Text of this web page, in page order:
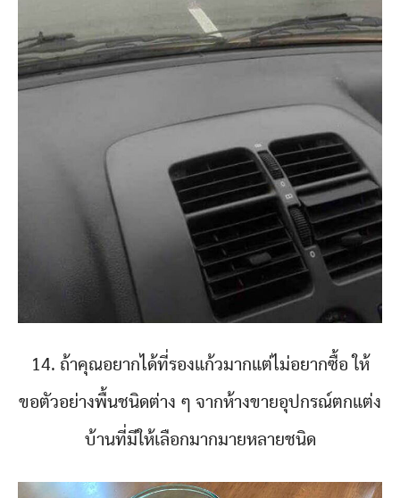
14. ถ้าคุณอยากได้ที่รองแก้วมากแต่ไม่อยากซื้อ ให้
ขอตัวอย่างพื้นชนิดต่าง ๆ จากห้างขายอุปกรณ์ตกแต่ง
บ้านที่มีให้เลือกมากมายหลายชนิด